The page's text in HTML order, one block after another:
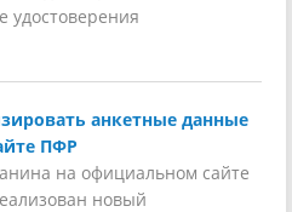
анкетные данные
ПФР
на официальном сайте
новый